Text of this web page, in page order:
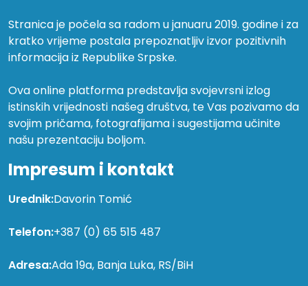
Stranica je počela sa radom u januaru 2019. godine i za
kratko vrijeme postala prepoznatljiv izvor pozitivnih
informacija iz Republike Srpske.
Ova online platforma predstavlja svojevrsni izlog
istinskih vrijednosti našeg društva, te Vas pozivamo da
svojim pričama, fotografijama i sugestijama učinite
našu prezentaciju boljom.
Impresum i kontakt
Urednik:Davorin Tomić
Telefon:+387 (0) 65 515 487
Adresa:Ada 19a, Banja Luka, RS/BiH